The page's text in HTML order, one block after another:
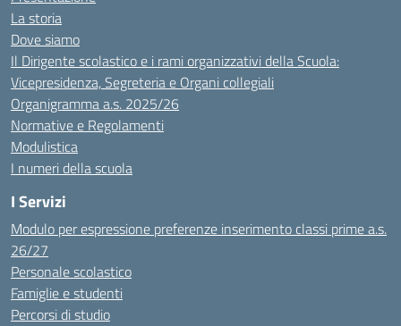
La storia
Dove siamo
Il Dirigente scolastico e i rami organizzativi della Scuola:
Vicepresidenza, Segreteria e Organi collegiali
Organigramma a.s. 2025/26
Normative e Regolamenti
Modulistica
I numeri della scuola
I Servizi
Modulo per espressione preferenze inserimento classi prime a.s.
26/27
Personale scolastico
Famiglie e studenti
Percorsi di studio